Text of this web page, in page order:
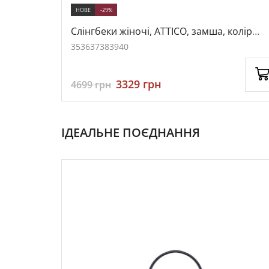
НОВЕ
Слінгбеки жіночі, ATTICO, замша, колір
чорний, 1057908
-29%
353637383940
4699грн 3329 грн
ІДЕАЛЬНЕ ПОЄДНАННЯ